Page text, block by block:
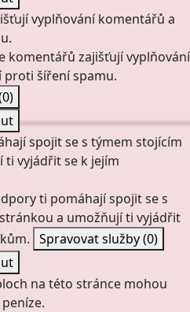
vyplňování komentářů a
komentářů zajišťují vyplňování
šíření spamu.
spojit se s týmem stojícím
ti vyjádřit se k jejím
ti pomáhají spojit se s
a umožňují ti vyjádřit
Spravovat služby(0)
na této stránce mohou